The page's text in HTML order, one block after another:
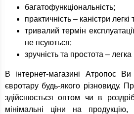
багатофункціональність;
практичність – каністри легкі
тривалий термін
не псуються;
зручність та простота – легка
В інтернет-магазині Атропос
євротару будь-якого різновиду.
здійснюється оптом чи в
мінімальні ціни на